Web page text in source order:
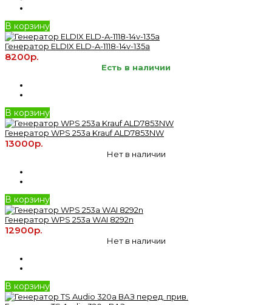
В корзину
Генератор ELDIX ELD-A-1118-14v-135a
8200р.
Есть в наличии
В корзину
Генератор WPS 253а Krauf ALD7853NW
13000р.
Нет в наличии
В корзину
Генератор WPS 253a WAI 8292n
12900р.
Нет в наличии
В корзину